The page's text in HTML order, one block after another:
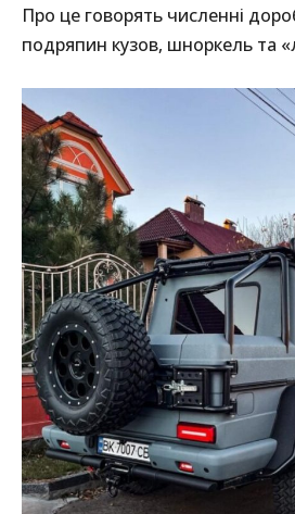
Про це говорять численні
подряпин кузов, шноркель та